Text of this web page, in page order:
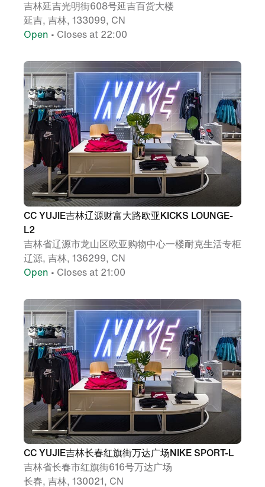
吉林延吉光明街608号延吉百货大楼
延吉, 吉林, 133099, CN
Open • Closes at 22:00
CC YUJIE吉林辽源财富大路欧亚KICKS LOUNGE-
L2
吉林省辽源市龙山区欧亚购物中心一楼耐克生活专柜
辽源, 吉林, 136299, CN
Open • Closes at 21:00
CC YUJIE吉林长春红旗街万达广场NIKE SPORT-L
吉林省长春市红旗街616号万达广场
长春, 吉林, 130021, CN